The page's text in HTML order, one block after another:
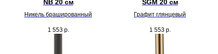
NB 20 см
Никель брашированный
1 553 р.
SGM 20 см
Графит глянцевый
1 553 р.